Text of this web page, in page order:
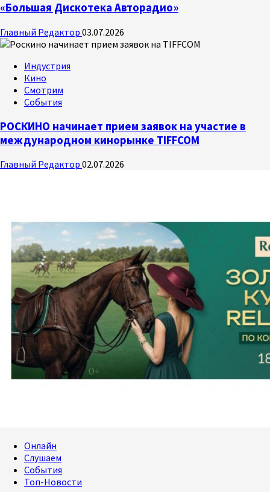
«Большая Дискотека Авторадио»
Главный Редактор 03.07.2026
Индустрия
Кино
Смотрим
События
РОСКИНО начинает прием заявок на участие в
международном кинорынке TIFFCOM
Главный Редактор 02.07.2026
Онлайн
Слушаем
События
Топ-Новости